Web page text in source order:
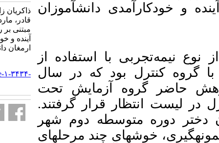
دانش­آموزان
استفاده از
که در سال
تحت
گرفتند.
دوم شهر
مرحله­ای
ذاکریان زاده سیده راضیه، زاده باقری
قادر، مارد پور علیرضا. بررسی اثر آموزش
مبتنی بر روان‌شناسی مثبت بر جهت‌گیری
آینده و خودکارآمدی در دانش‌آموزان دختر.
http://armaghanj.yums.ac.ir/article-۱-۳۴۳۴-